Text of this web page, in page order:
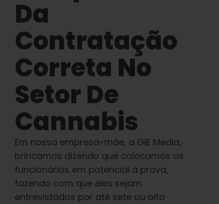
Sementes autoflorescentes
Sementes triploides
Sementes para jardim
Aprender
Imprensa
Sobre
Da
Contratação
Correta No
Setor De
Cannabis
Em nossa empresa-mãe, a GIE Media,
brincamos dizendo que colocamos os
funcionários em potencial à prova,
fazendo com que eles sejam
entrevistados por até sete ou oito